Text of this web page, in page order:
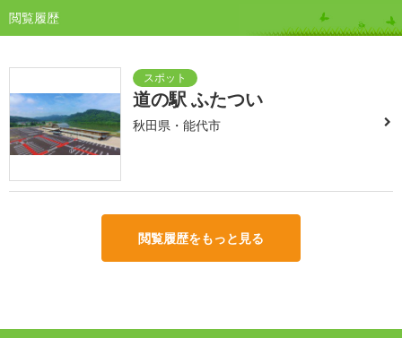
閲覧履歴
道の駅 ふたつい
秋田県・能代市
閲覧履歴をもっと見る